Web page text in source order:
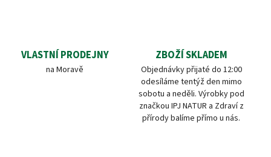
VLASTNÍ PRODEJNY
na Moravě
ZBOŽÍ SKLADEM
Objednávky přijaté do 12:00
odesíláme tentýž den mimo
sobotu a neděli. Výrobky pod
značkou IPJ NATUR a Zdraví z
přírody balíme přímo u nás.